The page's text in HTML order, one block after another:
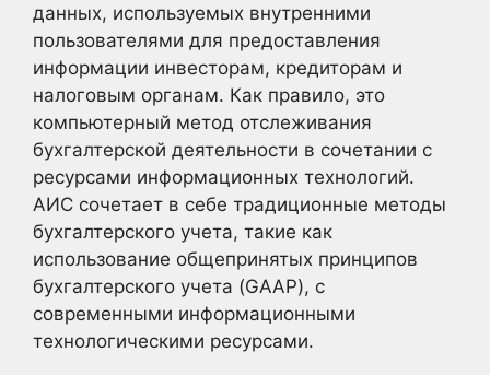
данных, используемых внутренними
пользователями для предоставления
информации инвесторам, кредиторам и
налоговым органам. Как правило, это
компьютерный метод отслеживания
бухгалтерской деятельности в сочетании с
ресурсами информационных технологий.
АИС сочетает в себе традиционные методы
бухгалтерского учета, такие как
использование общепринятых принципов
бухгалтерского учета (GAAP), с
современными информационными
технологическими ресурсами.